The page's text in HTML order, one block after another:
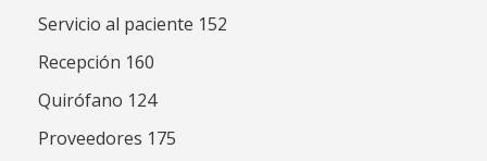
Servicio al paciente 152
Recepción 160
Quirófano 124
Proveedores 175